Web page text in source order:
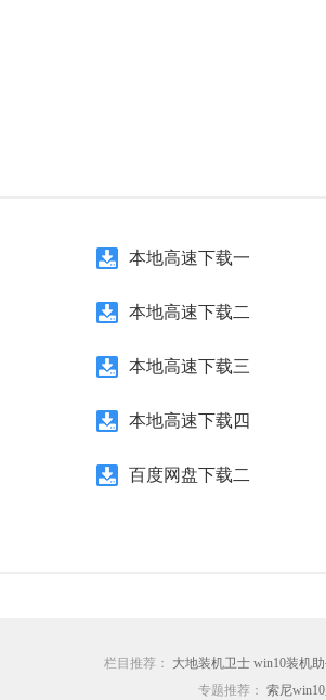
本地高速下载一
本地高速下载二
本地高速下载三
本地高速下载四
百度网盘下载二
栏目推荐： 大地装机卫士 win10装机
专题推荐： 索尼